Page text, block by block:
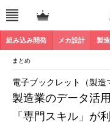
組み込み開発 メカ設計 製
まとめ
製造業のデータ活
「専門スキル」が
電子ブックレット（製造